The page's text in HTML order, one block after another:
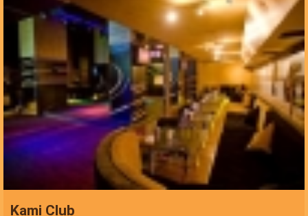
Kami Club